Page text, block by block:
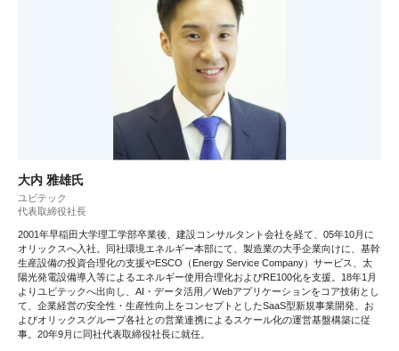
大内 雅雄氏
ユビテック
代表取締役社長
2001年早稲田大学理工学部卒業後、建設コンサルタント会社を経て、05年10月に
オリックスへ入社。同社環境エネルギー本部にて、製造業の大手企業向けに、基幹
生産設備の投資合理化の支援やESCO（Energy Service Company）サービス、太
陽光発電設備導入等によるエネルギー使用合理化およびRE100化を支援。18年1月
よりユビテックへ出向し、AI・データ活用／Webアプリケーションをコア技術とし
て、企業経営の安全性・生産性向上をコンセプトとしたSaaS型新規事業開発、お
よびオリックスグループ各社との営業連携によるスケール化の運営基盤構築に従
事。20年9月に同社代表取締役社長に就任。